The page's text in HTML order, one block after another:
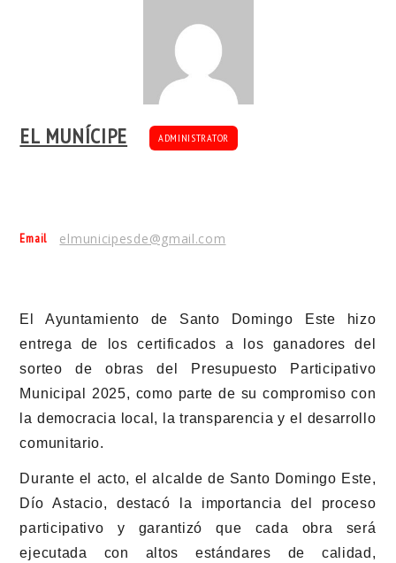
EL MUNÍCIPE ADMINISTRATOR
Email elmunicipesde@gmail.com
El Ayuntamiento de Santo Domingo Este hizo
entrega de los certificados a los ganadores del
sorteo de obras del Presupuesto Participativo
Municipal 2025, como parte de su compromiso con
la democracia local, la transparencia y el desarrollo
comunitario.
Durante el acto, el alcalde de Santo Domingo Este,
Dío Astacio, destacó la importancia del proceso
participativo y garantizó que cada obra será
ejecutada con altos estándares de calidad,